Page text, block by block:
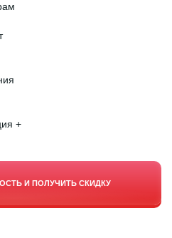
+
И ПОЛУЧИТЬ СКИДКУ